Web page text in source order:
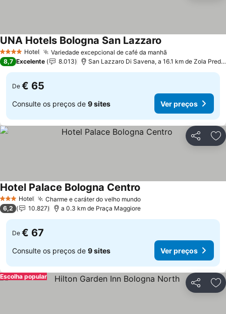
4 EstrelasHotel Variedade excepcional de café da manhã
UNA Hotels Bologna San Lazzaro
8,7 Excelente 8.013 San Lazzaro Di Savena, a 16.1 km de Zola Predosa
De € 65
Consulte os preços de 9 sites Ver preços
Partilhar
3 EstrelasHotel Charme e caráter do velho mundo
Hotel Palace Bologna Centro
6,2 10.827 a 0.3 km de Praça Maggiore
De € 67
Consulte os preços de 9 sites Ver preços
Partilhar
Escolha popular